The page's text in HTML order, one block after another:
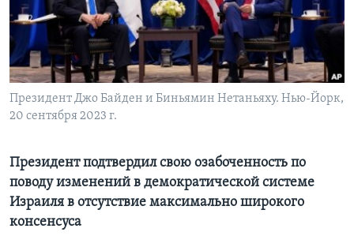
Learning English
СОЦИАЛЬНЫЕ СЕТИ
Президент Джо Байден и Биньямин Нетаньяху. Нью-Йорк,
20 сентября 2023 г.
Президент подтвердил свою озабоченность по
поводу изменений в демократической системе
Израиля в отсутствие максимально широкого
консенсуса